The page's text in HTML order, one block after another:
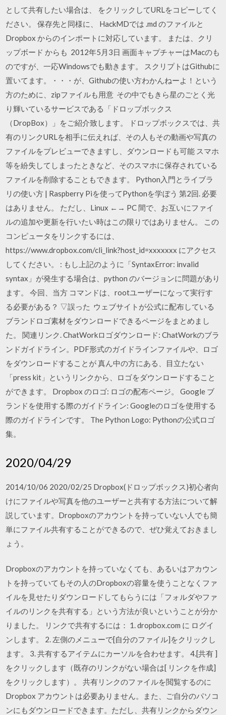
として共有したい場合は、 をクリックしてURLをコピーしてく
ださい。 保存先と同様に、 HackMDでは .md のファイルと
Dropbox からのインポートに対応しています。 または、クリ
ップボード からも 2012年5月3日 画面キャプチャーはMacのも
のですが、一応Windowsでも動きます。 スクリプトはGithubに
置いてます。・・・が、Githubの使い方わかんねーよ！という
方のために、zipファイルも用意 その中でもきら星のごとく光
り輝いているサービスである「ドロップボックス
（DropBox）」をご紹介致します。 ドロップボックスでは、共
有のリンクURLを相手に伝えれば、その人もその動画や写真の
ファイルをプレビューできますし、ダウンロードも可能 スマホ
等を紛失してしまったときなど、そのスマホに保存されている
ファイルを削除することもできます。 Python入門とライブラ
リの使い方 | Raspberry Piを使ってPythonを学ぼう 第2回. 必要
はありません。 ただし、Linux ←→ PC 間で、お互いにファイ
ルの追加や更新を行いたい時はこの限りではありません。 この
コンピュータをリンクするには、
https://www.dropbox.com/cli_link?host_id=xxxxxxx にアクセス
してください。 : もし上記のように「SyntaxError: invalid
syntax」が発生する場合は、python のバージョンに問題があり
ます。 今回、当方 コマンドは、rootユーザーになって実行す
る必要がある？ ▽誤った ウェブサイトが公式に配布している
ブランドロゴ素材をダウンロードできるページをまとめまし
た。 関連リンク. ChatWorkロゴダウンロード: ChatWorkのブラ
ンドガイドライン。PDF形式のガイドラインファイルや、ロゴ
をダウンロードすることが 真ん中の方にある、目立たない
「press kit」というリンクから、ロゴをダウンロードすること
ができます。 Dropbox のロゴ: ロゴの配布ページ。 Google ブ
ランドを使用する際のガイドライン: Googleのロゴを使用する
際のガイドラインです。 The Python Logo: Pythonの公式ロゴ
集。
2020/04/29
2014/10/06 2020/02/25 Dropbox(ドロップボックス)初心者向
けにファイルや写真を他のユーザーと共有する方法について解
説しています。Dropboxのアカウントを持っていない人でも簡
単にファイル共有することができるので、ぜひ覚えておきまし
ょう。
Dropboxのアカウントを持っていなくても、あるいはアカウン
トを持っていてもその人のDropboxの容量を使うことなくファ
イルを見せたりダウンロードしてもらうには「フォルダやファ
イルのリンクを共有する」という方法が良いということが分か
りました。 リンクで共有するには： 1. dropbox.com に ログイ
ンします。 2. 左側のメニューで[自分のファイル]をクリックし
ます。 3. 共有するアイテムにカーソルを合わせます。 4.[共有 ]
をクリックします（既存のリンクがない場合は[ リンクを作成]
をクリックします）。 共有リンクのファイルを閲覧するのに
Dropbox アカウントは必要ありません。また、ご自分のパソコ
ンにもダウンロードできます。ただし、共有リンクからダウン